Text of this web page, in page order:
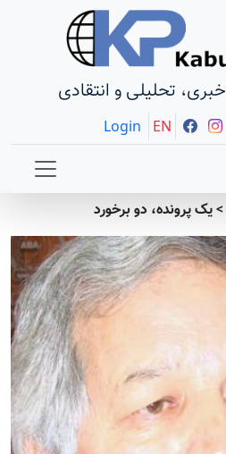
خبری، تحلیلی و انتقادی
Login EN
>یک پرونده، دو برخورد